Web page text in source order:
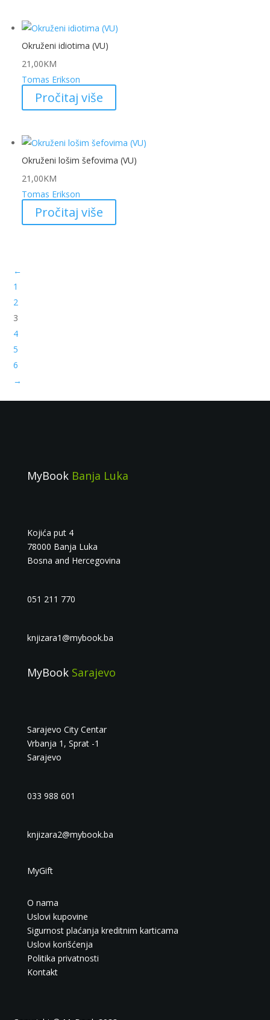
Okruženi idiotima (VU)
21,00KM
Tomas Erikson
Pročitaj više
Okruženi lošim šefovima (VU)
21,00KM
Tomas Erikson
Pročitaj više
←
1
2
3
4
5
6
→
MyBook Banja Luka
Kojića put 4
78000 Banja Luka
Bosna and Hercegovina
051 211 770
knjizara1@mybook.ba
MyBook Sarajevo
Sarajevo City Centar
Vrbanja 1, Sprat -1
Sarajevo
033 988 601
knjizara2@mybook.ba
MyGift
O nama
Uslovi kupovine
Sigurnost plaćanja kreditnim karticama
Uslovi korišćenja
Politika privatnosti
Kontakt